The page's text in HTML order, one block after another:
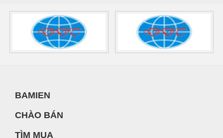
BAMIEN
CHÀO BÁN
TÌM MUA